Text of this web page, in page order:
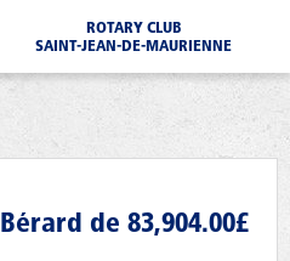
ROTARY CLUB
SAINT-JEAN-DE-MAURIENNE
de 83,904.00£